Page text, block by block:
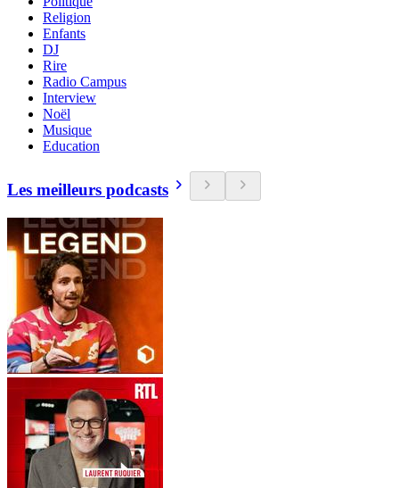
Religion
Enfants
DJ
Rire
Radio Campus
Interview
Noël
Musique
Education
Les meilleurs podcasts